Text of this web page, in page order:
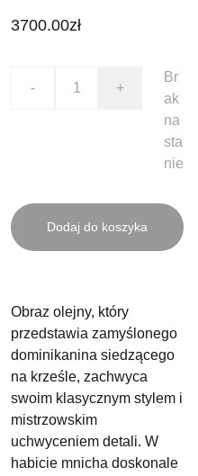
3700.00zł
- +
Br
ak
na
sta
nie
Dodaj do koszyka
Obraz olejny, który
przedstawia zamyślonego
dominikanina siedzącego
na krześle, zachwyca
swoim klasycznym stylem i
mistrzowskim
uchwyceniem detali. W
habicie mnicha doskonale